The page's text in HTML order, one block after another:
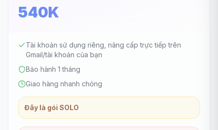
540K
Tài khoản sử dụng riêng, nâng cấp trực tiếp trên
Gmail/tài khoản của bạn
Bảo hành 1 tháng
Giao hàng nhanh chóng
Đây là gói SOLO